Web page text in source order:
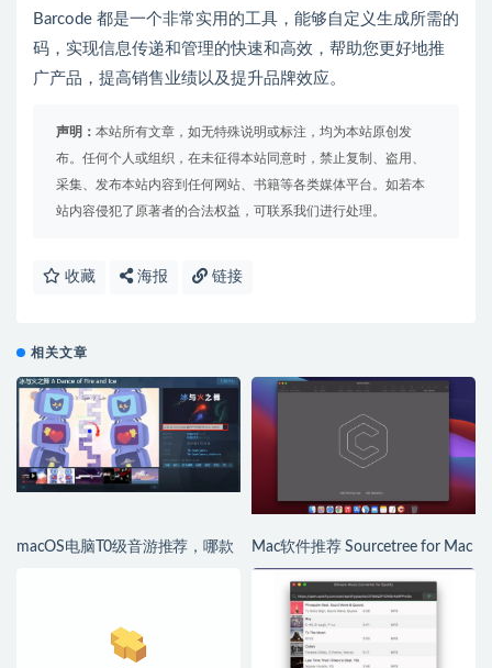
Barcode 都是一个非常实用的工具，能够自定义生成所需的
码，实现信息传递和管理的快速和高效，帮助您更好地推
广产品，提高销售业绩以及提升品牌效应。
声明： 本站所有文章，如无特殊说明或标注，均为本站原创发
布。任何个人或组织，在未征得本站同意时，禁止复制、盗用、
采集、发布本站内容到任何网站、书籍等各类媒体平台。如若本
站内容侵犯了原著者的合法权益，可联系我们进行处理。
收藏 海报 链接
相关文章
macOS电脑T0级音游推荐，哪款
Mac软件推荐 Sourcetree for Mac
优秀的Git/SVN客户端